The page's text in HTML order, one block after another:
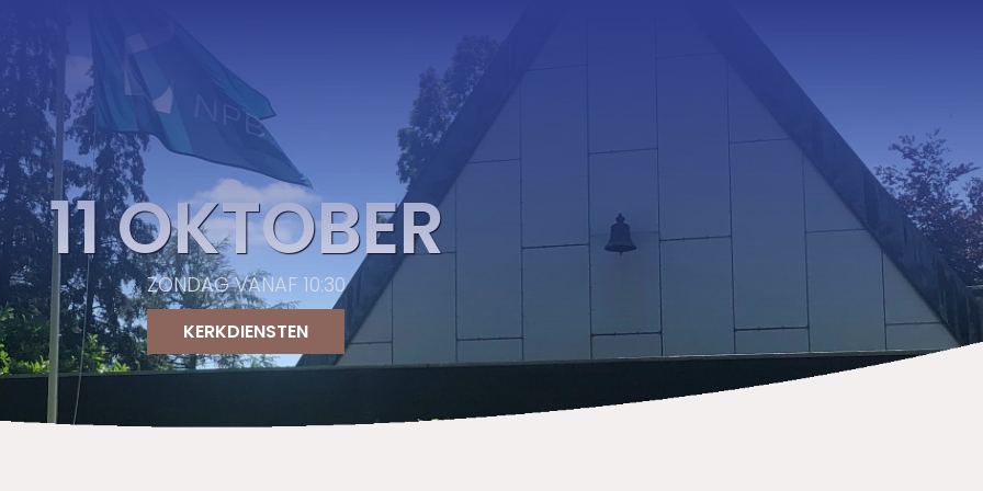
11 OKTOBER
ZONDAG VANAF 10:30
KERKDIENSTEN